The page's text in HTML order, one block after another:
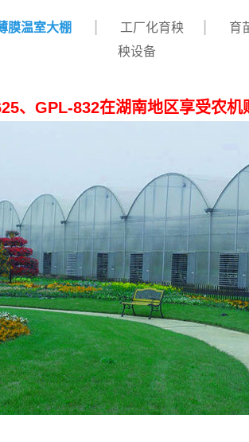
膜温室大棚 工厂化育秧 育
秧设备
、GPL-832在湖南地区享受农机